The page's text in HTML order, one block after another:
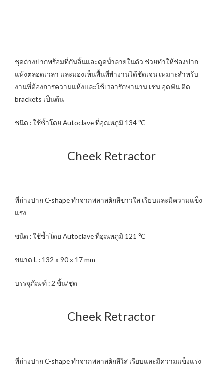
ชุดถ่างปากพร้อมที่กันลิ้นและดูดน้ำลายในตัว ช่วยทำให้ช่องปาก
แห้งตลอดเวลา และมองเห็นพื้นที่ทำงานได้ชัดเจน เหมาะสำหรับ
งานที่ต้องการความแห้งและใช้เวลารักษานาน เช่น อุดฟัน ติด
brackets เป็นต้น
ชนิด : ใช้ซ้ำโดย Autoclave ที่อุณหภูมิ 134 ℃
Cheek Retractor
ที่ถ่างปาก C-shape ทำจากพลาสติกสีขาวใส เรียบและมีความแข็ง
แรง
ชนิด : ใช้ซ้ำโดย Autoclave ที่อุณหภูมิ 121 ℃
ขนาด L : 132 x 90 x 17 mm
บรรจุภัณฑ์ : 2 ชิ้น/ชุด
Cheek Retractor
ที่ถ่างปาก C-shape ทำจากพลาสติกสีใส เรียบและมีความแข็งแรง